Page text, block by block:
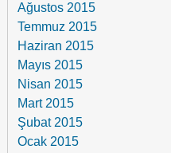
Ağustos 2015
Temmuz 2015
Haziran 2015
Mayıs 2015
Nisan 2015
Mart 2015
Şubat 2015
Ocak 2015